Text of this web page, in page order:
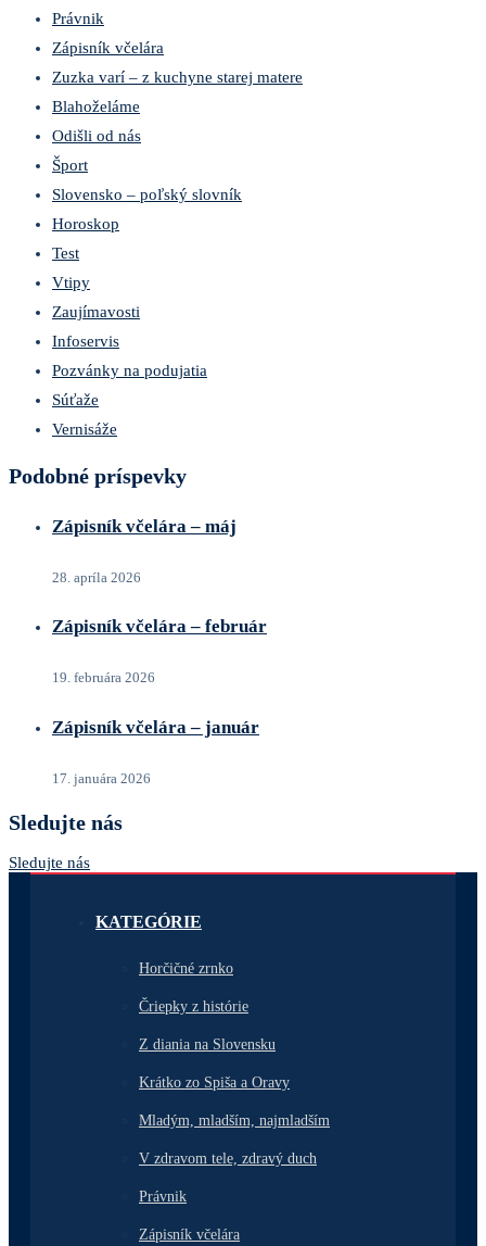
Právnik
Zápisník včelára
Zuzka varí – z kuchyne starej matere
Blahoželáme
Odišli od nás
Šport
Slovensko – poľský slovník
Horoskop
Test
Vtipy
Zaujímavosti
Infoservis
Pozvánky na podujatia
Súťaže
Vernisáže
Podobné príspevky
Zápisník včelára – máj
28. apríla 2026
Zápisník včelára – február
19. februára 2026
Zápisník včelára – január
17. januára 2026
Sledujte nás
Sledujte nás
KATEGÓRIE
Horčičné zrnko
Čriepky z histórie
Z diania na Slovensku
Krátko zo Spiša a Oravy
Mladým, mladším, najmladším
V zdravom tele, zdravý duch
Právnik
Zápisník včelára